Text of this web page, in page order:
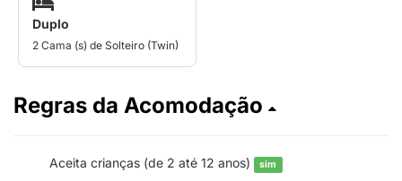
Duplo
2 Cama (s) de Solteiro (Twin)
Regras da Acomodação
Aceita crianças (de 2 até 12 anos) sim